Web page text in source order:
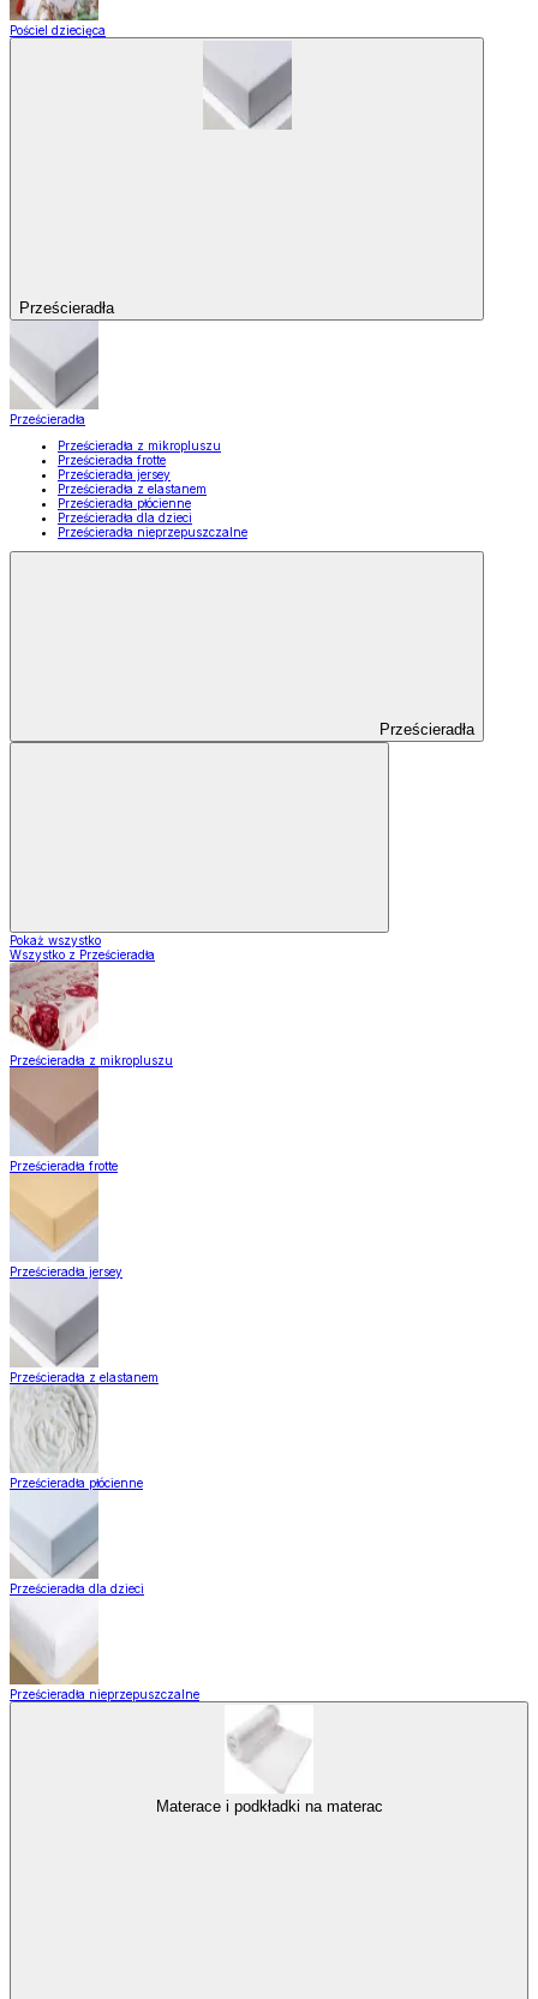
Pościel dziecięca
Prześcieradła
Prześcieradła
Prześcieradła z mikropluszu
Prześcieradła frotte
Prześcieradła jersey
Prześcieradła z elastanem
Prześcieradła płócienne
Prześcieradła dla dzieci
Prześcieradła nieprzepuszczalne
Prześcieradła
Pokaż wszystko
Wszystko z Prześcieradła
Prześcieradła z mikropluszu
Prześcieradła frotte
Prześcieradła jersey
Prześcieradła z elastanem
Prześcieradła płócienne
Prześcieradła dla dzieci
Prześcieradła nieprzepuszczalne
Materace i podkładki na materac